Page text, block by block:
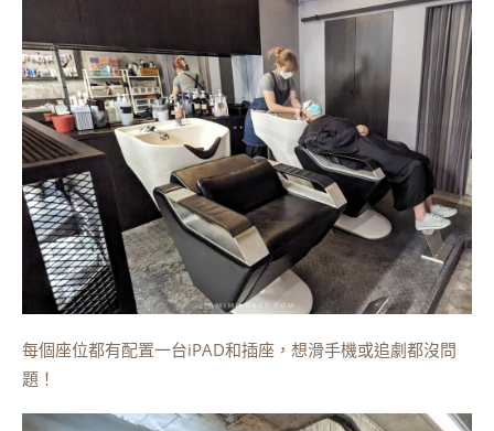
每個座位都有配置一台iPAD和插座，想滑手機或追劇都沒問
題！